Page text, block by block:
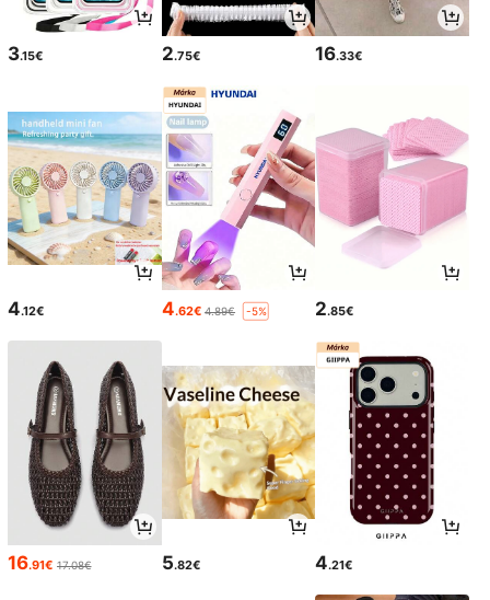
3.15€ 2.75€ 16.33€
4.12€ 4.62€ 4.89€ -5% 2.85€
16.91€ 17.08€ 5.82€ 4.21€